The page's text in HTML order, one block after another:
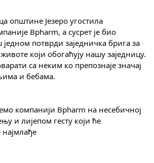
ПРИВРЕДА
ЦИВИЛНА ЗАШТИТА
општине Језеро угостила
Bpharm, а сусрет је био
једном потврди заједничка брига за
који обогаћују нашу заједницу.
са неким ко препознаје значај
и бебама.
компанији Bpharm на несебичној
и лијепом гесту који ће